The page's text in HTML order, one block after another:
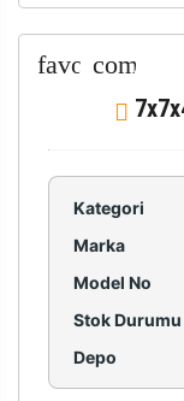
Kategori
Marka
Model No
Stok Durumu
Depo